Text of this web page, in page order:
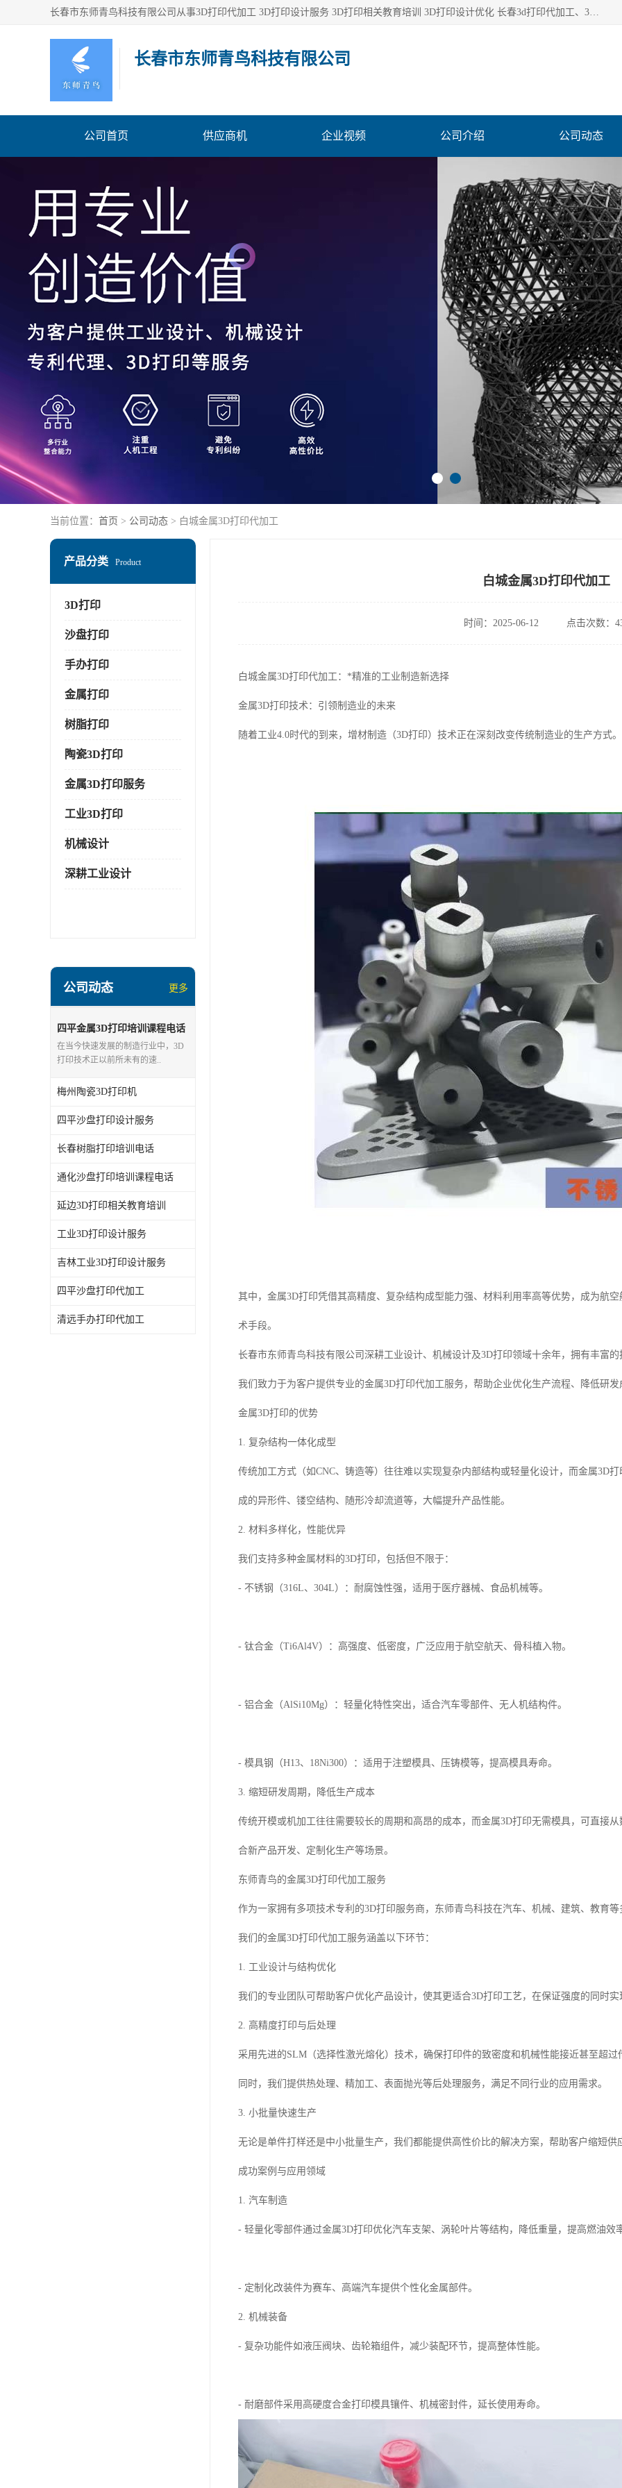
长春市东师青鸟科技有限公司从事3D打印代加工 3D打印设计服务 3D打印相关教育培训 3D打印设计优化 长春3d打印代加工、3D打印代加工及设计服务、3D打印相关教育培训、专利代理及优化、3D打印上下游技术服务，深耕工业设计、机械设计、3D打印多年年，拥有多项技术，辅助数十位客户完成自己的发明及实用新型专利。
长春市东师青鸟科技有限公司
公司首页 供应商机 企业视频 公司介绍 公司动态
当前位置： 首页 > 公司动态 > 白城金属3D打印代加工
产品分类 Product
3D打印
沙盘打印
手办打印
金属打印
树脂打印
陶瓷3D打印
金属3D打印服务
工业3D打印
机械设计
深耕工业设计
公司动态 更多
四平金属3D打印培训课程电话
在当今快速发展的制造行业中，3D
打印技术正以前所未有的速..
梅州陶瓷3D打印机
四平沙盘打印设计服务
长春树脂打印培训电话
通化沙盘打印培训课程电话
延边3D打印相关教育培训
工业3D打印设计服务
吉林工业3D打印设计服务
四平沙盘打印代加工
清远手办打印代加工
白城金属3D打印代加工
时间：2025-06-12 点击次数：
白城金属3D打印代加工：*精准的工业制造新选择
金属3D打印技术：引领制造业的未来
随着工业4.0时代的到来，增材制造（3D打印）技术正在深刻改变传统制造业的生产方式。
其中，金属3D打印凭借其高精度、复杂结构成型能力强、材料利用率高等优势，成为航
术手段。
长春市东师青鸟科技有限公司深耕工业设计、机械设计及3D打印领域十余年，拥有丰富
我们致力于为客户提供专业的金属3D打印代加工服务，帮助企业优化生产流程、降低研
金属3D打印的优势
1. 复杂结构一体化成型
传统加工方式（如CNC、铸造等）往往难以实现复杂内部结构或轻量化设计，而金属3D
成的异形件、镂空结构、随形冷却流道等，大幅提升产品性能。
2. 材料多样化，性能优异
我们支持多种金属材料的3D打印，包括但不限于：
- 不锈钢（316L、304L）：耐腐蚀性强，适用于医疗器械、食品机械等。
- 钛合金（Ti6Al4V）：高强度、低密度，广泛应用于航空航天、骨科植入物。
- 铝合金（AlSi10Mg）：轻量化特性突出，适合汽车零部件、无人机结构件。
- 模具钢（H13、18Ni300）：适用于注塑模具、压铸模等，提高模具寿命。
3. 缩短研发周期，降低生产成本
传统开模或机加工往往需要较长的周期和高昂的成本，而金属3D打印无需模具，可直接
合新产品开发、定制化生产等场景。
东师青鸟的金属3D打印代加工服务
作为一家拥有多项技术专利的3D打印服务商，东师青鸟科技在汽车、机械、建筑、教育
我们的金属3D打印代加工服务涵盖以下环节：
1. 工业设计与结构优化
我们的专业团队可帮助客户优化产品设计，使其更适合3D打印工艺，在保证强度的同时
2. 高精度打印与后处理
采用先进的SLM（选择性激光熔化）技术，确保打印件的致密度和机械性能接近甚至超过
同时，我们提供热处理、精加工、表面抛光等后处理服务，满足不同行业的应用需求。
3. 小批量快速生产
无论是单件打样还是中小批量生产，我们都能提供高性价比的解决方案，帮助客户缩短供
成功案例与应用领域
1. 汽车制造
- 轻量化零部件通过金属3D打印优化汽车支架、涡轮叶片等结构，降低重量，提高燃油效
- 定制化改装件为赛车、高端汽车提供个性化金属部件。
2. 机械装备
- 复杂功能件如液压阀块、齿轮箱组件，减少装配环节，提高整体性能。
- 耐磨部件采用高硬度合金打印模具镶件、机械密封件，延长使用寿命。